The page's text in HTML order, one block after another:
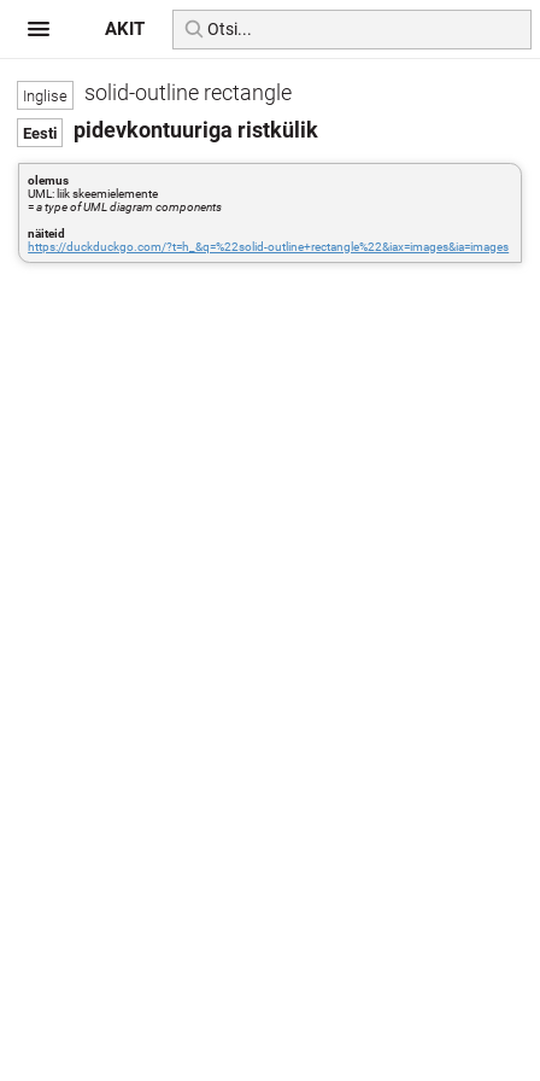
solid-outline rectangle
pidevkontuuriga ristkülik
olemus
UML: liik skeemielemente
=a type of UML diagram components
näiteid
https://duckduckgo.com/?t=h_&q=%22solid-outline+rectangle%22&iax=images&ia=images
AKIT